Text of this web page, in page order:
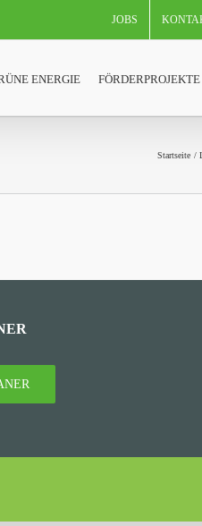
JOBS
ENERGIE FÖRDERPROJEKTE
Startseite